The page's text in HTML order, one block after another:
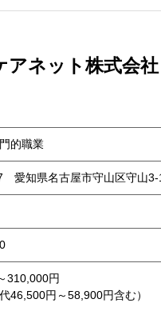
アネット株式会
的職業
愛知県名古屋市守山区守山3-
310,000円
46,500円～58,900円含む）